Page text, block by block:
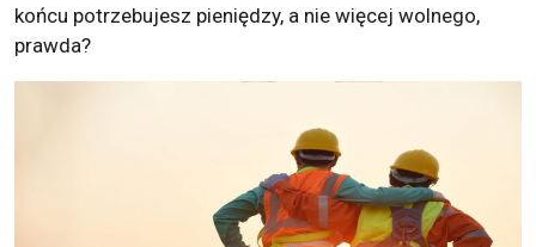
końcu potrzebujesz pieniędzy, a nie więcej wolnego,
prawda?